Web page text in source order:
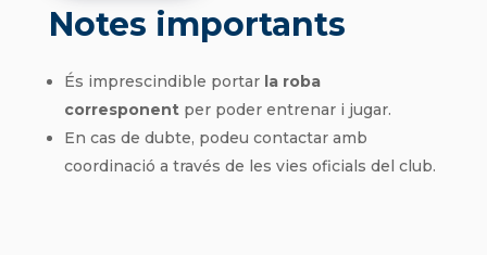
Notes importants
És imprescindible portar la roba
corresponentper poder entrenar i jugar.
En cas de dubte, podeu contactar amb
coordinació a través de les vies oficials del club.